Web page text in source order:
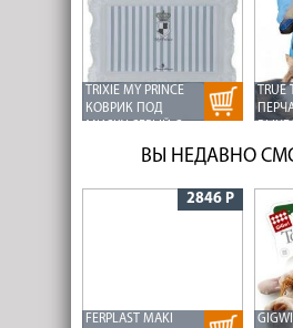
(4 ШТ.)
TRIXIE MY PRINCE
КОВРИК ПОД
ВЫ НЕДАВНО
2846 Р
FERPLAST MAKI